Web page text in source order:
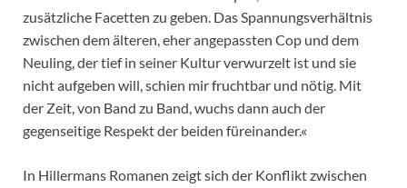
zusätzliche Facetten zu geben. Das Spannungsverhältnis
zwischen dem älteren, eher angepassten Cop und dem
Neuling, der tief in seiner Kultur verwurzelt ist und sie
nicht aufgeben will, schien mir fruchtbar und nötig. Mit
der Zeit, von Band zu Band, wuchs dann auch der
gegenseitige Respekt der beiden füreinander.«
In Hillermans Romanen zeigt sich der Konflikt zwischen